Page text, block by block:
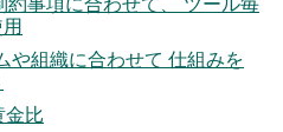
組織に合わせて 仕組みを
比